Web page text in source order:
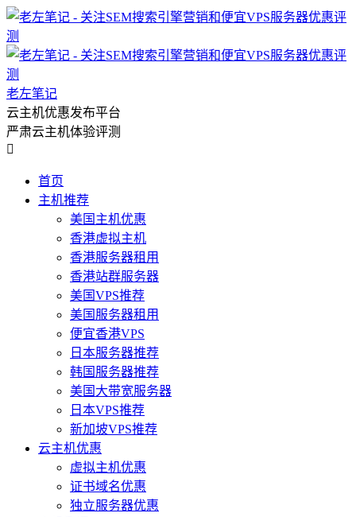
老左笔记
云主机优惠发布平台
严肃云主机体验评测

首页
主机推荐
美国主机优惠
香港虚拟主机
香港服务器租用
香港站群服务器
美国VPS推荐
美国服务器租用
便宜香港VPS
日本服务器推荐
韩国服务器推荐
美国大带宽服务器
日本VPS推荐
新加坡VPS推荐
云主机优惠
虚拟主机优惠
证书域名优惠
独立服务器优惠